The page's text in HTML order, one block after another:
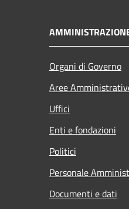
Organi di Governo
Aree
Uffici
Enti e fondazioni
Politici
Personale
Documenti e dati